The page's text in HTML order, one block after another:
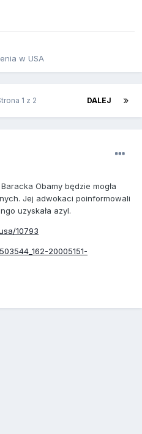
w USA
DALEJ
1 z 2
Obamy będzie mogła
Jej adwokaci poinformowali
uzyskała azyl.
10793
20005151-